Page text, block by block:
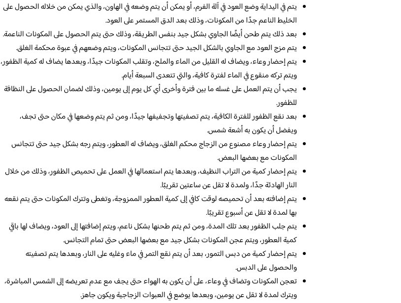
يتم في اليداية وضع العود في آلة الفرم، أو يمكن أن يتم وضعه في الهاون، والذي يمكن من خلاله الحصول على
الخليط الناعم جدًا من المكونات، وذلك بعد الدق المستمر على العود.
بعد ذلك يتم طحن أيضًا الجاوي بشكل جيد بنفس الطريقة، وذلك حتى يتم الحصول على المكونات الناعمة.
يتم مزج العود مع الجاوي بالشكل الجيد حتى تتجانس المكونات، ويتم وضعهم في عبوة محكمة الغلق.
يتم إحضار وعاء، ويضاف له القليل من الماء والملح، وتقلب المكونات جيدًا، وبعدها يضاف له كمية الظفور،
ويتم تركه منقوع في الماء لفترة كافية، والتي تتعدى السبعة أيام.
يجب أن يتم العمل على غسله ما بين فترة وأخرى أي كل يوم إلى يومين، وذلك لضمان الحصول على النظافة
للظفور.
بعد نقع الظفور للفترة الكافية، يتم تصفيتها وتجفيفها جيدًا، ومن ثم يتم وضعها في مكان حتى تجف،
ويفضل أن يكون به أشعة شمس.
يتم إحضار وعاء مصنوع من الزجاج محكم الغلق، ويضاف له العطور، ويتم رجه بشكل جيد حتى تتجانس
المكونات مع بعضها البعض.
يتم إحضار كمية من التراب النظيف، وبعدها يتم استعمالها في العمل على تحميص الظفور، وذلك من خلال
النار الهادئة جدًا، ولمدة لا تقل عن ساعتين تقريبًا.
يتم إضافته بعد أن تحميصه لوقت كافي إلى كمية العطور الممزوجة، وتغطى وتترك المكونات حتى يتم نقعه
بها لمدة لا تقل عن أسبوع تقريبًا.
يتم جلب الظفور بعد تلك المدة، ومن ثم يتم طحنها بشكل ناعم، ويتم إضافتها إلى العود، ويضاف لها باقي
كمية العطور، ويتم عجن المكونات بشكل جيد مع بعضها البعض حتى تمام التجانس.
يتم إحضار كمية من دبس التمور، بعد أن يتم نقع التمر في ماء وغليه على النار، وبعدها يتم تصفيته
والحصول على الدبس.
تعجن المكونات وتضاف في وعاء، على أن يكون به الهواء حتى يجف مع عدم تعريضه إلى الشمس المباشرة،
ويترك لمدة لا تقل عن يومين، وبعدها يوضع في العبوات الزجاجية ويكون جاهز.